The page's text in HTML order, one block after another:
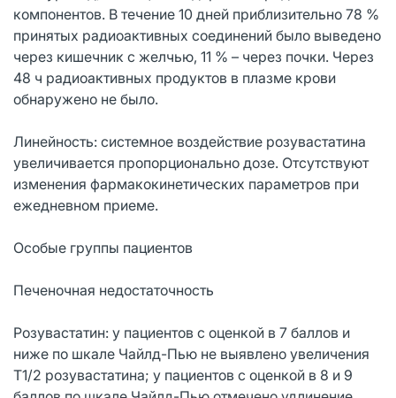
компонентов. В течение 10 дней приблизительно 78 %
принятых радиоактивных соединений было выведено
через кишечник с желчью, 11 % – через почки. Через
48 ч радиоактивных продуктов в плазме крови
обнаружено не было.
Линейность: системное воздействие розувастатина
увеличивается пропорционально дозе. Отсутствуют
изменения фармакокинетических параметров при
ежедневном приеме.
Особые группы пациентов
Печеночная недостаточность
Розувастатин: у пациентов с оценкой в 7 баллов и
ниже по шкале Чайлд-Пью не выявлено увеличения
T1/2 розувастатина; у пациентов с оценкой в 8 и 9